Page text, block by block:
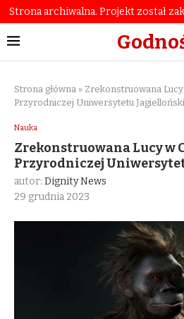
Strona archiwalna. Projekt został
Strona główna » Zrekonstruowana
Przyrodniczej Uniwersytetu
Nauka
Zrekonstruowana Lucy w
Przyrodniczej
autor: Dignity News
29 grudnia 2023